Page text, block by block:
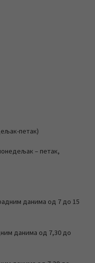
петак)
– петак,
данима од 7 до 15
данима од 7,30 до